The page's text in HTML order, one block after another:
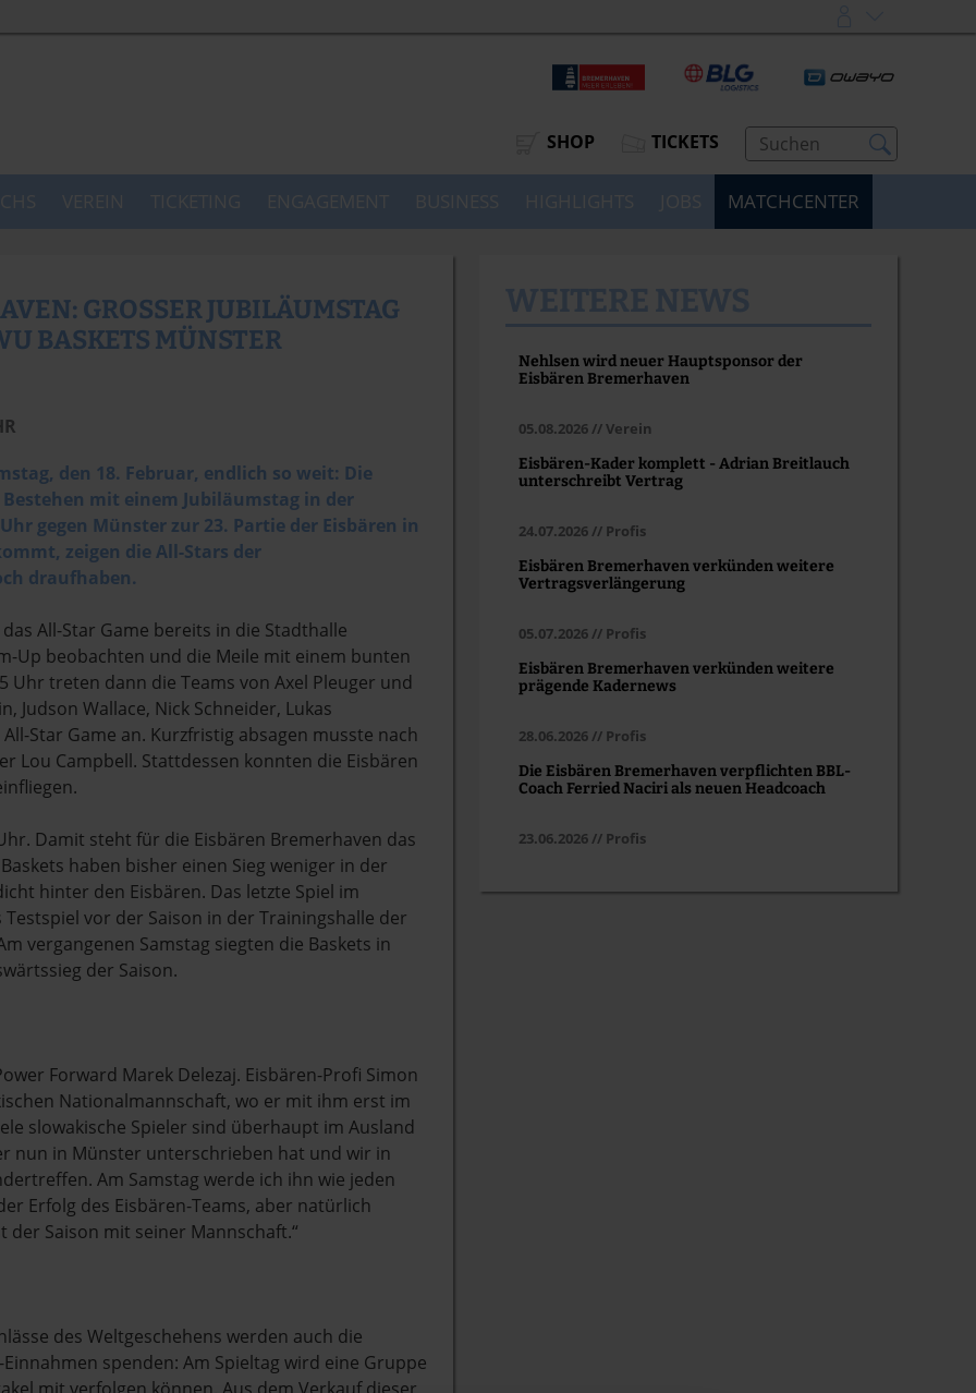
SHOP TICKETS
MATCHCENTER
GROSSER JUBILÄUMSTAG M
BASKETS MÜNSTER
den 18. Februar, endlich so weit: Die
mit einem Jubiläumstag in der
gegen Münster zur 23. Partie der Eisbären in
zeigen die All-Stars der
draufhaben.
All-Star Game bereits in die Stadthalle
Up beobachten und die Meile mit einem bunten
Uhr treten dann die Teams von Axel Pleuger und
Judson Wallace, Nick Schneider, Lukas
Star Game an. Kurzfristig absagen musste nach
Lou Campbell. Stattdessen konnten die Eisbären
Damit steht für die Eisbären Bremerhaven das
haben bisher einen Sieg weniger in der
hinter den Eisbären. Das letzte Spiel im
vor der Saison in der Trainingshalle der
vergangenen Samstag siegten die Baskets in
der Saison.
Forward Marek Delezaj. Eisbären-Profi Simon
Nationalmannschaft, wo er mit ihm erst im
slowakische Spieler sind überhaupt im Ausland
nun in Münster unterschrieben hat und wir in
Am Samstag werde ich ihn wie jeden
Erfolg des Eisbären-Teams, aber natürlich
der Saison mit seiner Mannschaft.“
des Weltgeschehens werden auch die
spenden: Am Spieltag wird eine Gruppe
Nehlsen wird neuer Hauptsponsor der
Eisbären Bremerhaven
05.08.2026 // Verein
Eisbären-Kader komplett - Adrian Breitlauch
unterschreibt Vertrag
24.07.2026 // Profis
Eisbären Bremerhaven verkünden weitere
Vertragsverlängerung
05.07.2026 // Profis
Eisbären Bremerhaven verkünden weitere
prägende Kadernews
28.06.2026 // Profis
Die Eisbären Bremerhaven verpflichten BBL-
Coach Ferried Naciri als neuen Headcoach
23.06.2026 // Profis